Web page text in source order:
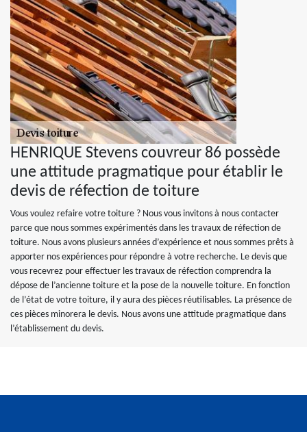
HENRIQUE Stevens couvreur 86 possède
une attitude pragmatique pour établir le
devis de réfection de toiture
Vous voulez refaire votre toiture ? Nous vous invitons à nous contacter
parce que nous sommes expérimentés dans les travaux de réfection de
toiture. Nous avons plusieurs années d’expérience et nous sommes prêts à
apporter nos expériences pour répondre à votre recherche. Le devis que
vous recevrez pour effectuer les travaux de réfection comprendra la
dépose de l’ancienne toiture et la pose de la nouvelle toiture. En fonction
de l’état de votre toiture, il y aura des pièces réutilisables. La présence de
ces pièces minorera le devis. Nous avons une attitude pragmatique dans
l’établissement du devis.